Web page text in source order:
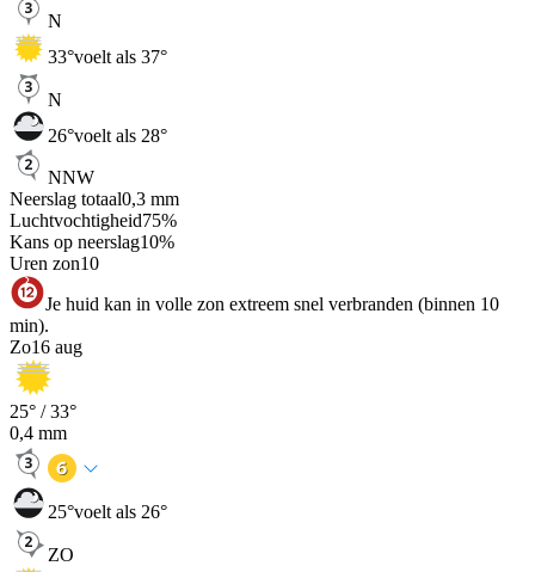
N
33°voelt als 37°
N
26°voelt als 28°
NNW
Neerslag totaal0,3 mm
Luchtvochtigheid75%
Kans op neerslag10%
Uren zon10
Je huid kan in volle zon extreem snel verbranden (binnen 10
min).
Zo16 aug
25° /33°
0,4 mm
25°voelt als 26°
ZO